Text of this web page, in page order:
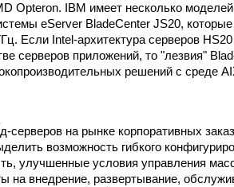
Opteron. IBM имеет несколько
eServer BladeCenter JS20,
Если Intel-архитектура серверов
серверов приложений, то "лезвия"
решений с среде
серверов на рынке корпоративных
возможность гибкого
улучшенные условия управления
на внедрение, развертывание,